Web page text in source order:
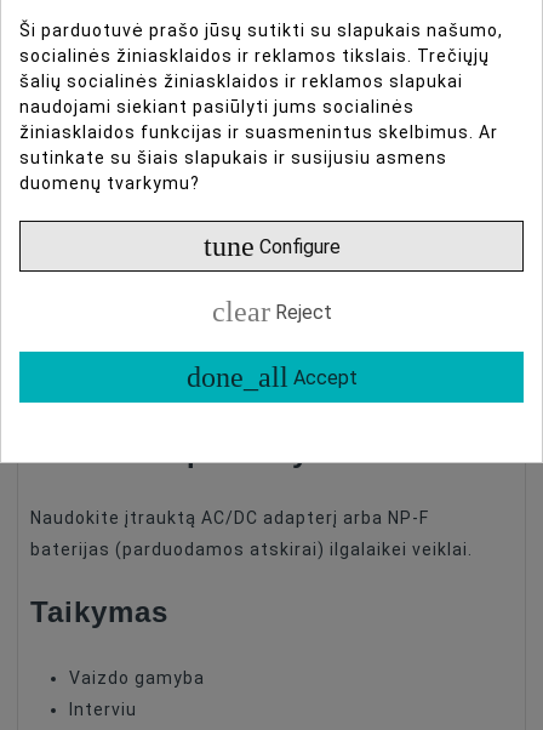
spalvos temperatūra
Su CCT diapazonu nuo 3200K iki 5600K, jis prisitaiko
prie aplinkos apšvietimo. 96+ CRI ir TLCI užtikrina
puikų spalvų atkūrimą, todėl jis idealiai tinka interviu,
fotografijai ir vietinėms filmavimams.
Nuotolinis valdymas
Valdykite kelis šviestuvus iš daugiau nei 30 metrų
naudodami Dracast DRX programėlę iOS ir Android,
reguliuodami ryškumą nuo 0 iki 100.
Naudokite įtrauktą AC/DC adapterį arba NP-F
baterijas (parduodamos atskirai) ilgalaikei veiklai.
Taikymas
Vaizdo gamyba
Interviu
Ši parduotuvė prašo jūsų sutikti su slapukais našumo,
socialinės žiniasklaidos ir reklamos tikslais. Trečiųjų
šalių socialinės žiniasklaidos ir reklamos slapukai
naudojami siekiant pasiūlyti jums socialinės
žiniasklaidos funkcijas ir suasmenintus skelbimus. Ar
sutinkate su šiais slapukais ir susijusiu asmens
duomenų tvarkymu?
tune Configure
clear Reject
done_all Accept